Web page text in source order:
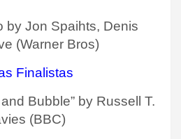
by Jon Spaihts, Denis
(Warner Bros)
Finalistas
Bubble” by Russell T.
(BBC)